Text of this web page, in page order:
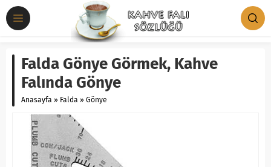
Falda Gönye Görmek, Kahve
Falında Gönye
Anasayfa » Falda » Gönye